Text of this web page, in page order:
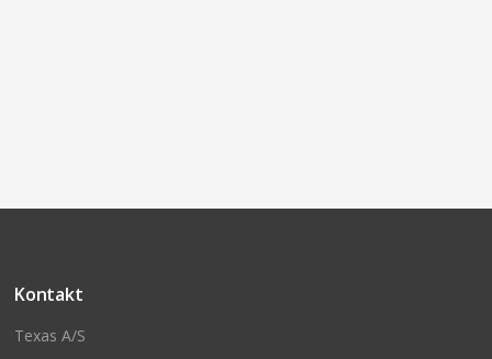
Kontakt
Texas A/S